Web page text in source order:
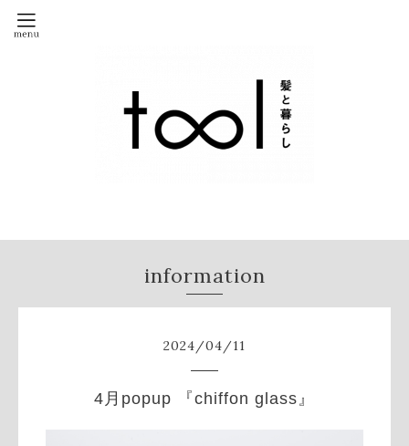
information
2024/04/11
4月popup 『chiffon glass』